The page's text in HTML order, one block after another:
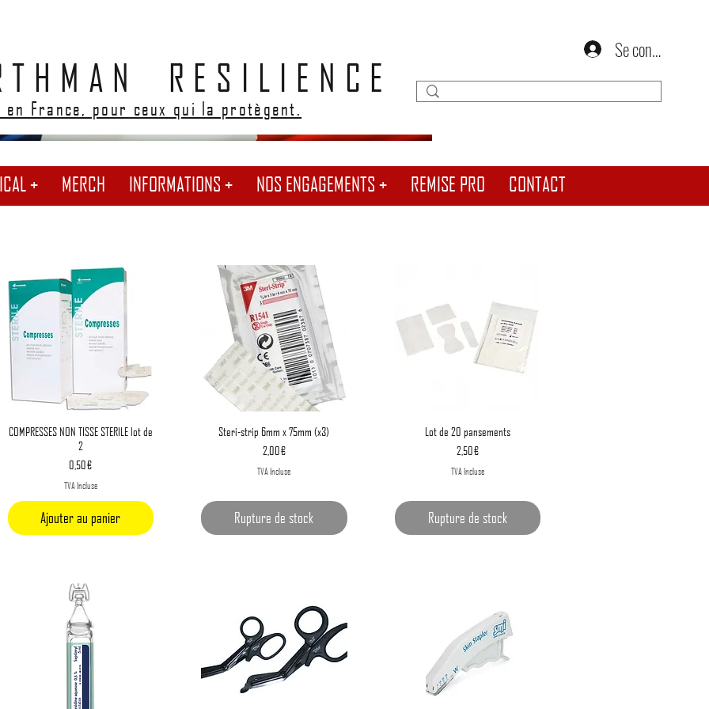
Se connecter
RESILIENCE
en France, pour ceux qui la protègent.
+ MERCH INFORMATIONS + NOS ENGAGEMENTS + REMISE PRO CONTACT
Aperçu rapide
COMPRESSES NON TISSE STERILE lot de
2
Prix
0,50 €
TVA Incluse
Ajouter au panier
Aperçu rapide
Steri-strip 6mm x 75mm (x3)
Prix
2,00 €
TVA Incluse
Rupture de stock
Aperçu rapide
Lot de 20 pansements
Prix
2,50 €
TVA Incluse
Rupture de stock